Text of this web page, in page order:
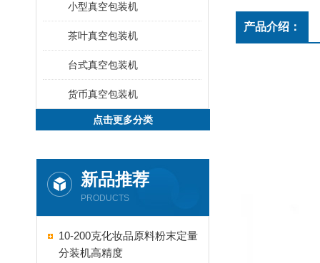
小型真空包装机
茶叶真空包装机
台式真空包装机
货币真空包装机
点击更多分类
新品推荐
PRODUCTS
10-200克化妆品原料粉末定量
分装机高精度
产品介绍：